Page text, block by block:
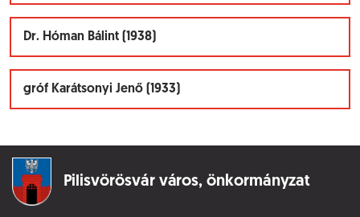
Dr. Hóman Bálint (1938)
gróf Karátsonyi Jenő (1933)
Pilisvörösvár város, önkormányzat